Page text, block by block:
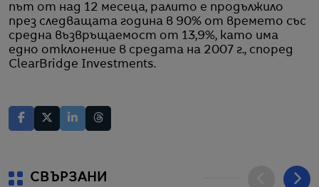
път от над 12 месеца, ралито е продължило
през следващата година в 90% от времето със
средна възвръщаемост от 13,9%, като има
едно отклонение в средата на 2007 г., според
ClearBridge Investments.
СВЪРЗАНИ